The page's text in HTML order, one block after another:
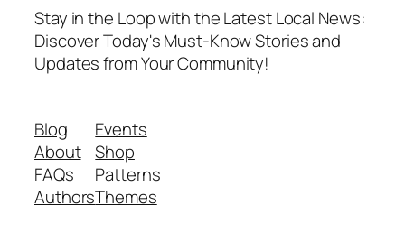
Stay in the Loop with the Latest Local News:
Discover Today's Must-Know Stories and
Updates from Your Community!
Blog
About
FAQs
Authors
Events
Shop
Patterns
Themes